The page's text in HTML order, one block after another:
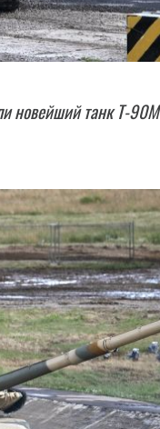
новейший танк Т-90М